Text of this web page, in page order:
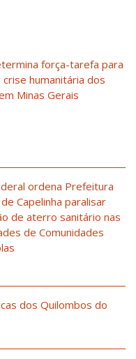
força-tarefa para
humanitária dos
Minas Gerais
ordena Prefeitura
Capelinha paralisar
de aterro sanitário nas
de Comunidades
dos Quilombos do